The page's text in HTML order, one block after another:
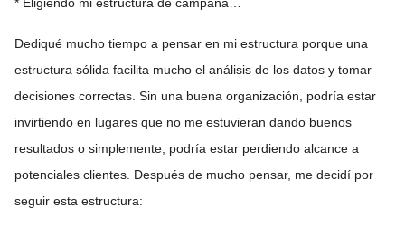
* Eligiendo mi estructura de campaña…
Dediqué mucho tiempo a pensar en mi estructura porque una
estructura sólida facilita mucho el análisis de los datos y tomar
decisiones correctas. Sin una buena organización, podría estar
invirtiendo en lugares que no me estuvieran dando buenos
resultados o simplemente, podría estar perdiendo alcance a
potenciales clientes. Después de mucho pensar, me decidí por
seguir esta estructura: